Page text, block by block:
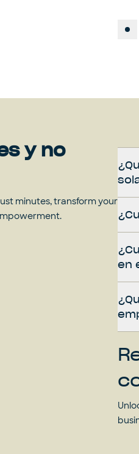
y no
minutes, transform your
en